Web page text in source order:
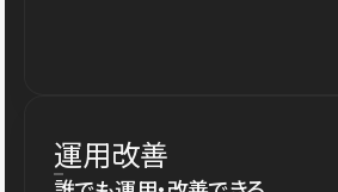
運用改善